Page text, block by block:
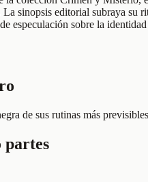
sinopsis editorial subraya su
especulación sobre la
de sus rutinas más
partes